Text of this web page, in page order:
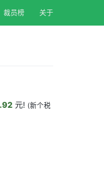
裁员榜 关于
元! (新个税